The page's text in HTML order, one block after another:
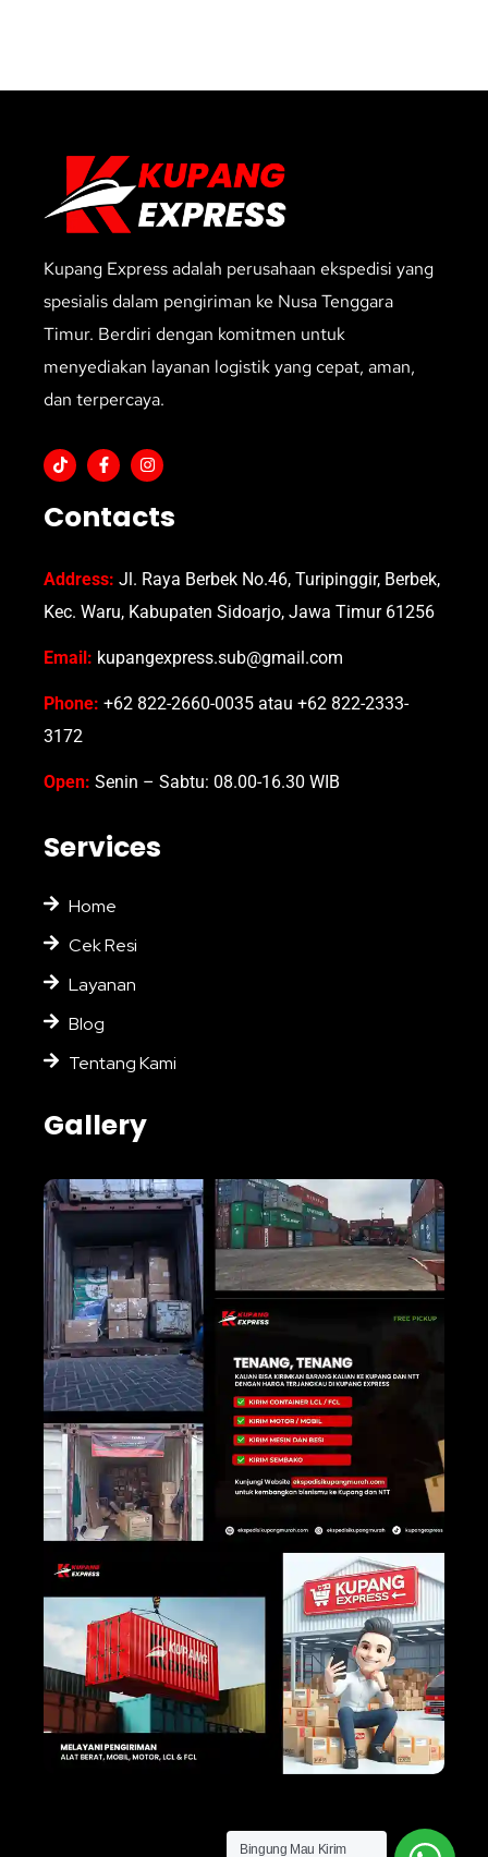
Kupang Express adalah perusahaan ekspedisi yang
spesialis dalam pengiriman ke Nusa Tenggara
Timur. Berdiri dengan komitmen untuk
menyediakan layanan logistik yang cepat, aman,
dan terpercaya.
Contacts
Address: Jl. Raya Berbek No.46, Turipinggir, Berbek,
Kec. Waru, Kabupaten Sidoarjo, Jawa Timur 61256
Email: kupangexpress.sub@gmail.com
Phone: +62 822-2660-0035 atau +62 822-2333-
3172
Open: Senin – Sabtu: 08.00-16.30 WIB
Services
Home
Cek Resi
Layanan
Blog
Tentang Kami
Gallery
Bingung Mau Kirim